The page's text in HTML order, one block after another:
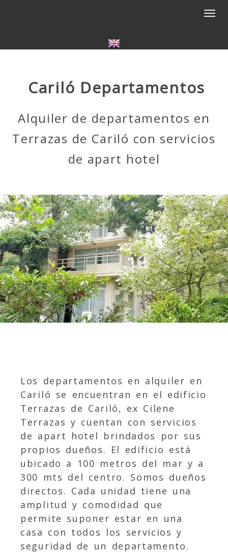
Cariló Departamentos
Alquiler de departamentos en
Terrazas de Cariló con servicios
de apart hotel
Los departamentos en alquiler en
Cariló se encuentran en el edificio
Terrazas de Cariló, ex Cilene
Terrazas y cuentan con servicios
de apart hotel brindados por sus
propios dueños. El edificio está
ubicado a 100 metros del mar y a
300 mts del centro. Somos dueños
directos. Cada unidad tiene una
amplitud y comodidad que
permite suponer estar en una
casa con todos los serviciosy
seguridad de un departamento.